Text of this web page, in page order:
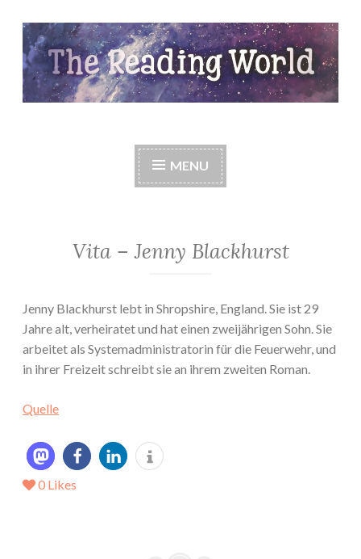
Skip
to
content
The Reading World
MENU
Vita – Jenny Blackhurst
Jenny Blackhurst lebt in Shropshire, England. Sie ist 29
Jahre alt, verheiratet und hat einen zweijährigen Sohn. Sie
arbeitet als Systemadministratorin für die Feuerwehr, und
in ihrer Freizeit schreibt sie an ihrem zweiten Roman.
Quelle
0 Likes